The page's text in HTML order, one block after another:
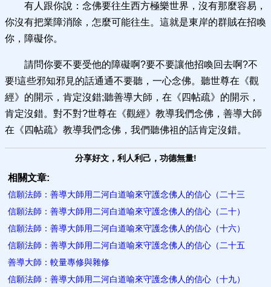
有人跟你說：念佛要往生西方極樂世界，沒有那麼容易，
你沒有把業障消除，怎麼可能往生。這就是東岸的群賊在招喚
你，障礙你。
請問你要不要受他的障礙啊?要不要讓他招喚回去啊?不
要!這些邪知邪見的話通通不要聽，一心念佛。聽世尊在《觀
經》的開示，肯定沒錯;聽善導大師，在《四帖疏》的開示，
肯定沒錯。對不對?世尊在《觀經》教導我們念佛，善導大師
在《四帖疏》教導我們念佛，我們聽佛祖的話肯定沒錯。
分享好文，利人利己，功德無量!
相關文章:
信願法師：善導大師用二河白道喻來守護念佛人的信心（二十三
信願法師：善導大師用二河白道喻來守護念佛人的信心（二十）
信願法師：善導大師用二河白道喻來守護念佛人的信心（十六）
信願法師：善導大師用二河白道喻來守護念佛人的信心（二十五
善導大師：較量專修與雜修
信願法師：善導大師用二河白道喻來守護念佛人的信心（十九）